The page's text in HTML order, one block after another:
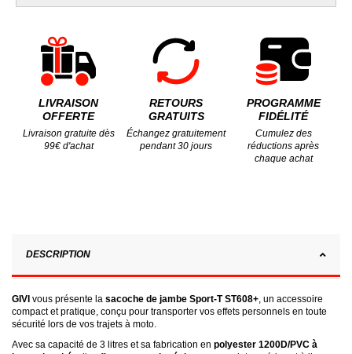
LIVRAISON
OFFERTE
Livraison gratuite dès
99€ d'achat
RETOURS
GRATUITS
Échangez gratuitement
pendant 30 jours
PROGRAMME
FIDÉLITÉ
Cumulez des
réductions après
chaque achat
DESCRIPTION
GIVI vous présente la sacoche de jambe Sport-T ST608+, un accessoire
compact et pratique, conçu pour transporter vos effets personnels en toute
sécurité lors de vos trajets à moto.
Avec sa capacité de 3 litres et sa fabrication en polyester 1200D/PVC à